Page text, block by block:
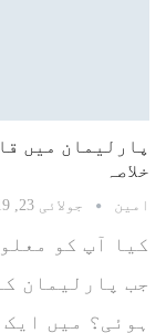
پارلیمان میں
خلاصہ
امین جولائی 23, 2019
کیا آپ کو
جب پارلیمان
ہوئی؟ میں